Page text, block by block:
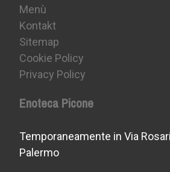
Menù
Kontakt
Sitemap
Cookie Policy
Privacy Policy
Enoteca Picone
Temporaneamente in Via
Palermo